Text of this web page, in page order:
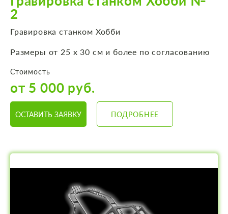
2
Гравировка станком Хобби
Размеры от 25 х 30 см и более по согласованию
Стоимость
от 5 000 руб.
ОСТАВИТЬ ЗАЯВКУ ПОДРОБНЕЕ